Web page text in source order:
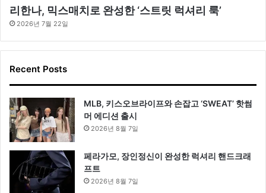
리한나, 믹스매치로 완성한 ‘스트릿 럭셔리 룩’
2026년 7월 22일
Recent Posts
MLB, 키스오브라이프와 손잡고 ‘SWEAT’ 핫썸
머 에디션 출시
2026년 8월 7일
페라가모, 장인정신이 완성한 럭셔리 핸드크래
프트
2026년 8월 7일